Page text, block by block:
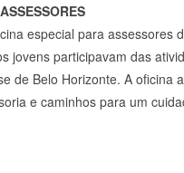
especial para assessores
jovens participavam das
de Belo Horizonte. A oficina
e caminhos para um